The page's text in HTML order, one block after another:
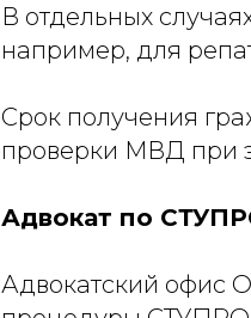
В отдельных
например, для
Срок получения
проверки МВД при
Адвокат по
Адвокатский офис